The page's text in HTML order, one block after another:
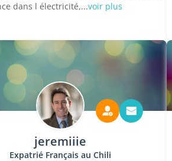
dans l électricité,...voir plus
jeremiiie
Expatrié Français au Chili